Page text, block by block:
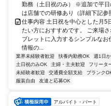
勤務（土日祝のみ） ※追加で平
は店舗での研修あり（詳細下記参
仕事内容 土日祝を中心とした月5
たい方におすすめです。 ご来場
ブレットに入力するシンプルな
情報の...
業界未経験者歓迎 扶養内勤務OK 週1日
土日祝のみOK
主婦・主夫歓迎 フリータ
未経験者歓迎
交通費全額支給 ブランク
服装自由
友達と応募OK
アルバイト・パート